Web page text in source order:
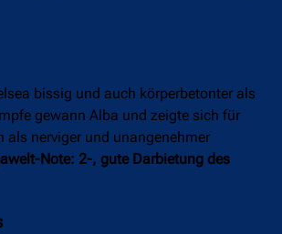
bissig und auch körperbetonter als
gewann Alba und zeigte sich für
als nerviger und unangenehmer
Note: 2-, gute Darbietung des